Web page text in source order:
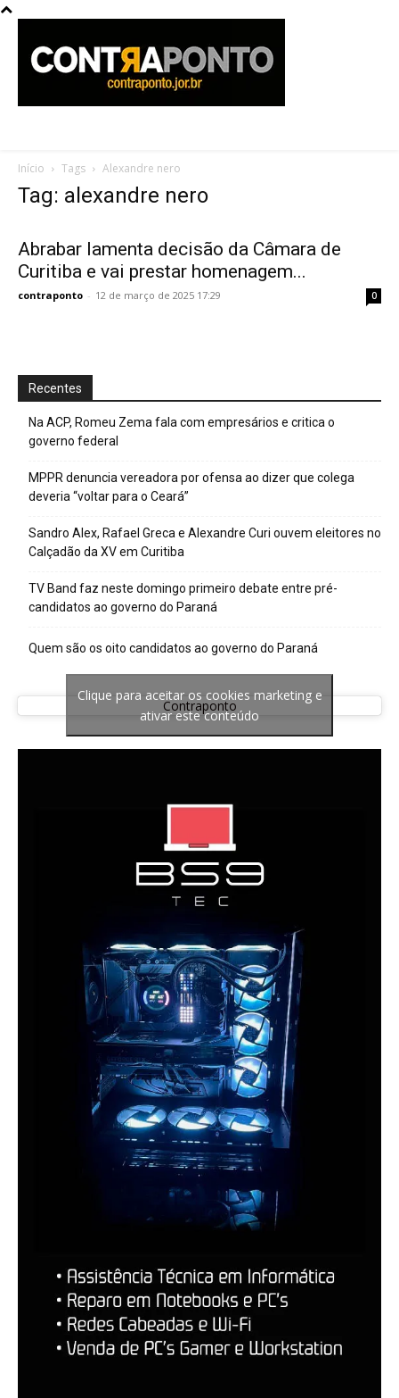
Início Tags Alexandre nero
Tag: alexandre nero
Abrabar lamenta decisão da Câmara de
Curitiba e vai prestar homenagem...
contraponto - 12 de março de 2025 17:29 0
Recentes
Na ACP, Romeu Zema fala com empresários e critica o
governo federal
MPPR denuncia vereadora por ofensa ao dizer que colega
deveria “voltar para o Ceará”
Sandro Alex, Rafael Greca e Alexandre Curi ouvem eleitores no
Calçadão da XV em Curitiba
TV Band faz neste domingo primeiro debate entre pré-
candidatos ao governo do Paraná
Quem são os oito candidatos ao governo do Paraná
Contraponto
Clique para aceitar os cookies marketing e
ativar este conteúdo